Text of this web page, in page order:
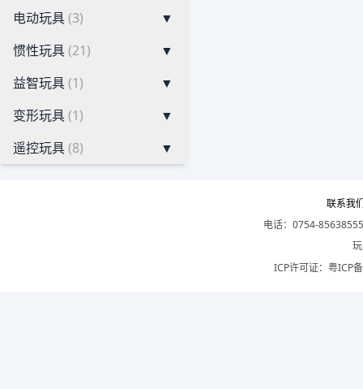
电动玩具(3)
▼
惯性玩具(21)
▼
益智玩具(1)
▼
变形玩具(1)
▼
遥控玩具(8) ▼
联系我
电话：0754-
ICP许可证： 粤ICP